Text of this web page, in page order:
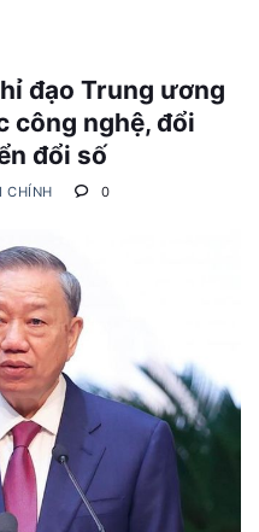
đạo Trung ương
công nghệ, đổi
đổi số
CHÍNH 0